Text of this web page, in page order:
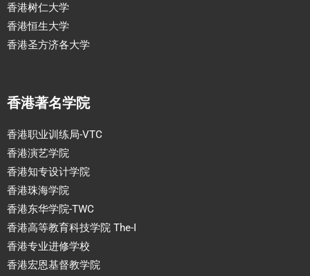
香港树仁大学
香港恒生大学
香港圣方济各大学
香港著名学院
香港职业训练局-VTC
香港演艺学院
香港知专设计学院
香港珠海学院
香港东华学院-TWC
香港高等教育科技学院 The-I
香港专业进修学校
香港宏恩基督教学院